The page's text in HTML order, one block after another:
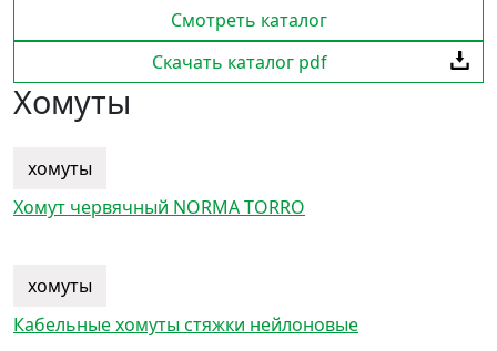
Смотреть каталог
Скачать каталог pdf
Хомуты
хомуты
Хомут червячный NORMA TORRO
хомуты
Кабельные хомуты стяжки нейлоновые